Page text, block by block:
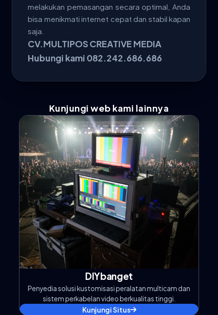
melakukan pemasangan secara optimal, Anda
bisa menikmati internet cepat dan stabil kapan
saja.
CV.MULTIPOS CREATIVE MEDIA
Hubungi kami 082.242.686.686
Kunjungi web kami lainnya
DIYbanget
Penyedia solusi kustomisasi peralatan multicam dan
sistem perkabelan video berkualitas tinggi.
Kunjungi Situs